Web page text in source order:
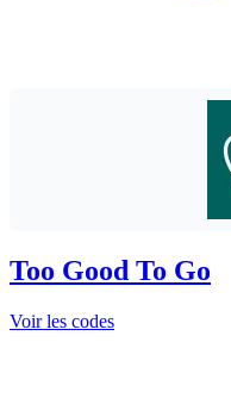
Too Good To Go
Voir les codes